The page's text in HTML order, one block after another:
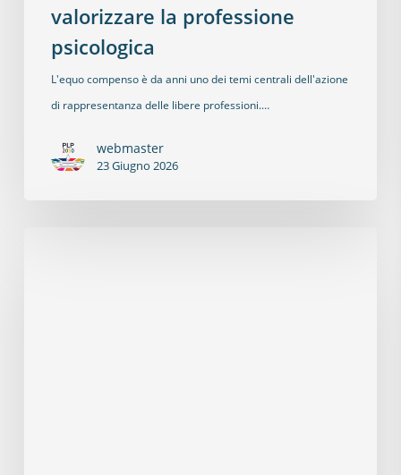
valorizzare la professione
psicologica
L'equo compenso è da anni uno dei temi centrali dell'azione
di rappresentanza delle libere professioni.…
webmaster
23 Giugno 2026